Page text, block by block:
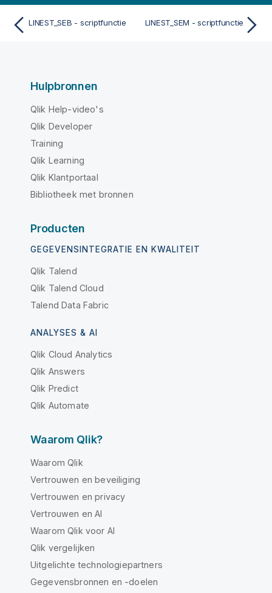
LINEST_SEB - scriptfunctie LINEST_SEM - scriptfunctie
Hulpbronnen
Qlik Help-video's
Qlik Developer
Training
Qlik Learning
Qlik Klantportaal
Bibliotheek met bronnen
Producten
GEGEVENSINTEGRATIE EN KWALITEIT
Qlik Talend
Qlik Talend Cloud
Talend Data Fabric
ANALYSES & AI
Qlik Cloud Analytics
Qlik Answers
Qlik Predict
Qlik Automate
Waarom Qlik?
Waarom Qlik
Vertrouwen en beveiliging
Vertrouwen en privacy
Vertrouwen en AI
Waarom Qlik voor AI
Qlik vergelijken
Uitgelichte technologiepartners
Gegevensbronnen en -doelen